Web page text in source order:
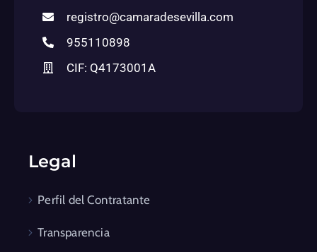
registro@camaradesevilla.com
955110898
CIF: Q4173001A
Legal
Perfil del Contratante
Transparencia